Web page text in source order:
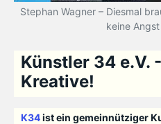
Stephan Wagner – Diesmal
keine
Künstler 34 e.V.
Kreative!
K34ist ein gemeinnütziger